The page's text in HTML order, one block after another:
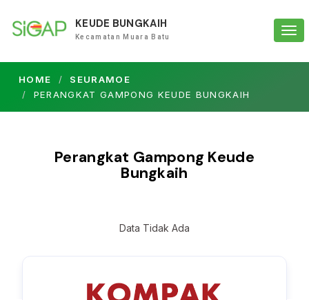
KEUDE BUNGKAIH
Kecamatan Muara Batu
HOME
SEURAMOE
PERANGKAT GAMPONG KEUDE BUNGKAIH
Perangkat Gampong Keude
Bungkaih
Data Tidak Ada